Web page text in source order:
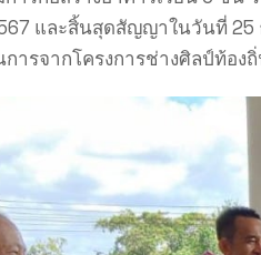
และสิ้นสุดสัญญาในวันที่ 25
ารจากโครงการช่างศิลป์ท้อ